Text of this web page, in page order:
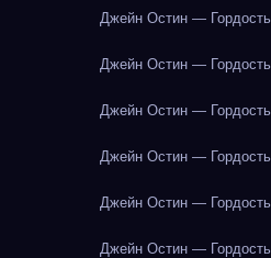
Джейн Остин —
Джейн Остин —
Джейн Остин —
Джейн Остин —
Джейн Остин —
Джейн Остин —